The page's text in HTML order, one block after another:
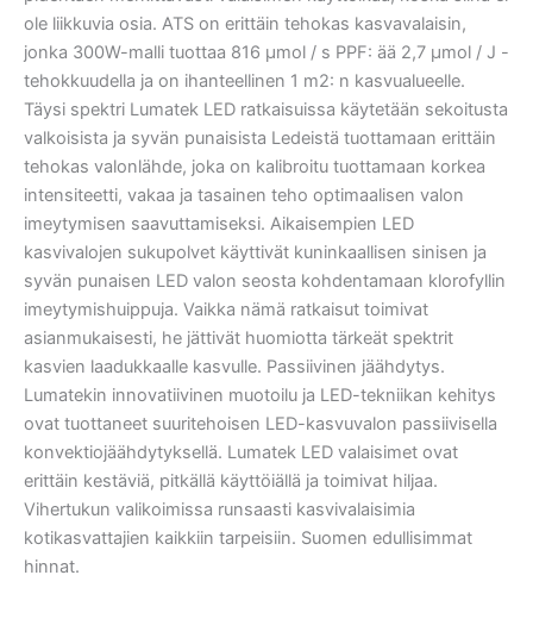
ole liikkuvia osia. ATS on erittäin tehokas kasvavalaisin,
jonka 300W-malli tuottaa 816 µmol / s PPF: ää 2,7 µmol / J -
tehokkuudella ja on ihanteellinen 1 m2: n kasvualueelle.
Täysi spektri Lumatek LED ratkaisuissa käytetään sekoitusta
valkoisista ja syvän punaisista Ledeistä tuottamaan erittäin
tehokas valonlähde, joka on kalibroitu tuottamaan korkea
intensiteetti, vakaa ja tasainen teho optimaalisen valon
imeytymisen saavuttamiseksi. Aikaisempien LED
kasvivalojen sukupolvet käyttivät kuninkaallisen sinisen ja
syvän punaisen LED valon seosta kohdentamaan klorofyllin
imeytymishuippuja. Vaikka nämä ratkaisut toimivat
asianmukaisesti, he jättivät huomiotta tärkeät spektrit
kasvien laadukkaalle kasvulle. Passiivinen jäähdytys.
Lumatekin innovatiivinen muotoilu ja LED-tekniikan kehitys
ovat tuottaneet suuritehoisen LED-kasvuvalon passiivisella
konvektiojäähdytyksellä. Lumatek LED valaisimet ovat
erittäin kestäviä, pitkällä käyttöiällä ja toimivat hiljaa.
Vihertukun valikoimissa runsaasti kasvivalaisimia
kotikasvattajien kaikkiin tarpeisiin. Suomen edullisimmat
hinnat.